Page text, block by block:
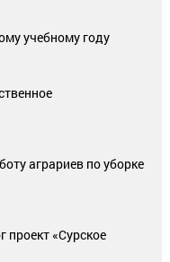
учебному году
аграриев по уборке
проект «Сурское